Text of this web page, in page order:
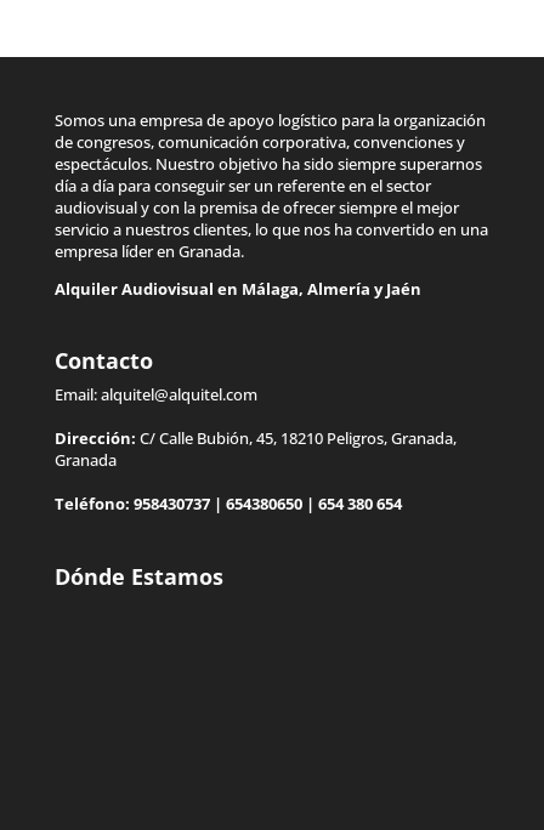
Somos una empresa de apoyo logístico para la organización
de congresos, comunicación corporativa, convenciones y
espectáculos. Nuestro objetivo ha sido siempre superarnos
día a día para conseguir ser un referente en el sector
audiovisual y con la premisa de ofrecer siempre el mejor
servicio a nuestros clientes, lo que nos ha convertido en una
empresa líder en Granada.
Alquiler Audiovisual en Málaga, Almería yJaén
Contacto
Email:alquitel@alquitel.com
Dirección: C/ Calle Bubión, 45, 18210 Peligros, Granada,
Granada
Teléfono: 958430737| 654380650| 654 380 654
Dónde Estamos